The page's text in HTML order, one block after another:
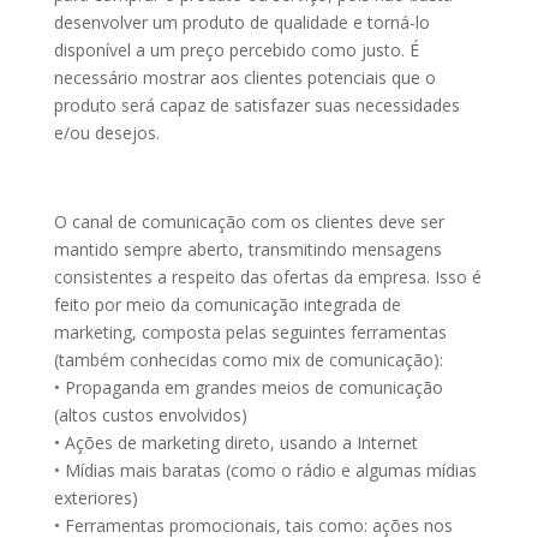
desenvolver um produto de qualidade e torná-lo
disponível a um preço percebido como justo. É
necessário mostrar aos clientes potenciais que o
produto será capaz de satisfazer suas necessidades
e/ou desejos.
O canal de comunicação com os clientes deve ser
mantido sempre aberto, transmitindo mensagens
consistentes a respeito das ofertas da empresa. Isso é
feito por meio da comunicação integrada de
marketing, composta pelas seguintes ferramentas
(também conhecidas como mix de comunicação):
• Propaganda em grandes meios de comunicação
(altos custos envolvidos)
• Ações de marketing direto, usando a Internet
• Mídias mais baratas (como o rádio e algumas mídias
exteriores)
• Ferramentas promocionais, tais como: ações nos